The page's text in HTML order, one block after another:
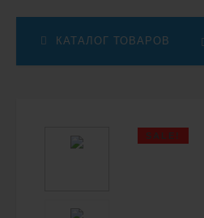
КАТАЛОГ ТОВАРОВ
SALE!